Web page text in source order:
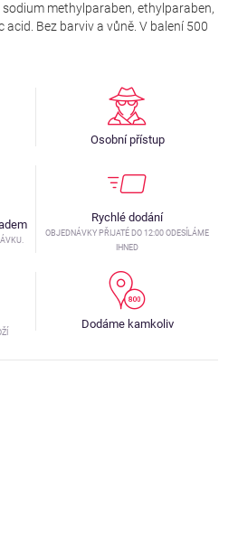
sodium methylparaben, ethylparaben,
Bez barviv a vůně. V balení 500
Osobní přístup
Rychlé dodání
OBJEDNÁVKY PŘIJATÉ DO 12:00 ODESÍLÁME
IHNED
Dodáme kamkoliv